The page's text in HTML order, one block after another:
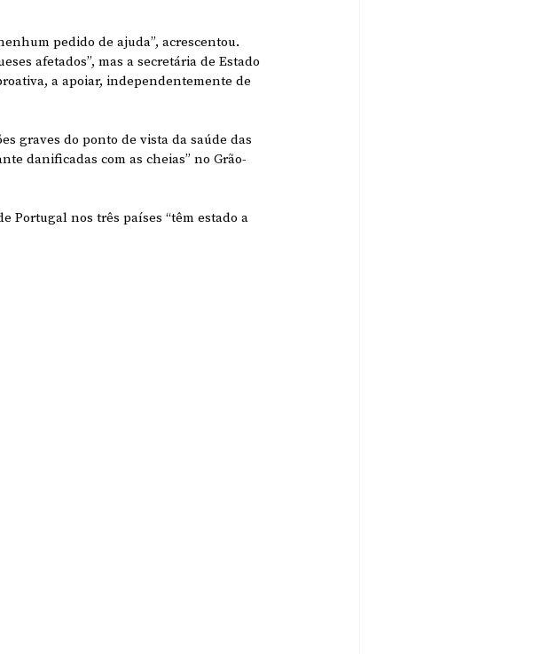
pedido de ajuda”, acrescentou.
afetados”, mas a secretária de Estado
a apoiar, independentemente de
graves do ponto de vista da saúde das
danificadas com as cheias” no Grão-
Portugal nos três países “têm estado a